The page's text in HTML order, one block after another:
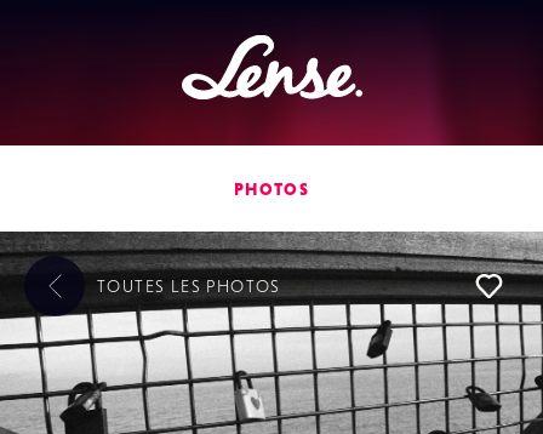
Lense
PHOTOS
TOUTES LES PHOTOS